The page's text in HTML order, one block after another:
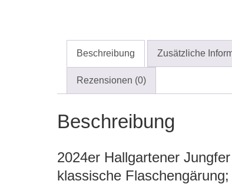
Beschreibung Zusätzliche
Rezensionen (0)
Beschreibung
2024er Hallgartener
klassische